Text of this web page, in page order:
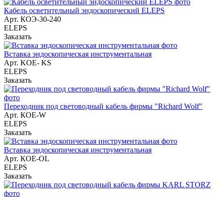
Кабель осветительный эндоскопический ELEPS
Арт. КОЭ-30-240
ELEPS
Заказать
Вставка эндоскопическая инструментальная
Арт. KOE- KS
ELEPS
Заказать
Переходник под световодный кабель фирмы "Richard Wolf"
Арт. КОЕ-W
ELEPS
Заказать
Вставка эндоскопическая инструментальная
Арт. КОЕ-OL
ELEPS
Заказать